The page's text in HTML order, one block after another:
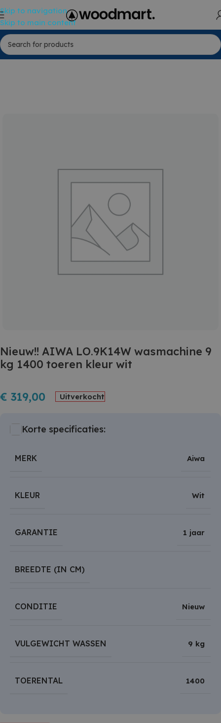
Skip to navigation
Skip to main content
Nieuw!! AIWA LO.9K14W wasmachine 9
kg 1400 toeren kleur wit
€ 319,00 Uitverkocht
Korte specificaties:
MERK Aiwa
KLEUR Wit
GARANTIE 1 jaar
BREEDTE (IN CM)
CONDITIE Nieuw
VULGEWICHT WASSEN 9 kg
TOERENTAL 1400